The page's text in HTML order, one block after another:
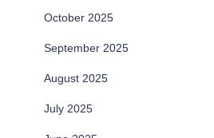
October 2025
September 2025
August 2025
July 2025